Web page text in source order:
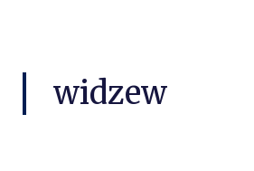
widzew